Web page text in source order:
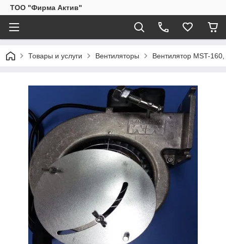
ТОО "Фирма Актив"
Товары и услуги Вентиляторы Вентилятор MST-